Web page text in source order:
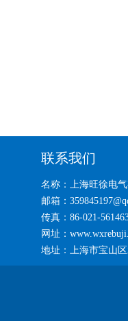
联系我们
名称：上海旺徐电气
邮箱：
传真：86-021-
网址：
地址：上海市宝山